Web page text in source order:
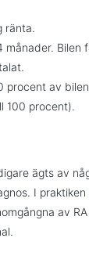
ränta.
Bilen
procent av
100 procent).
ägts av
I
av